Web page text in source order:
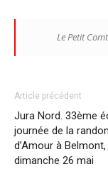
Le Petit
Article précédent
Jura Nord. 33ème
journée de la
d’Amour à
dimanche 26 mai